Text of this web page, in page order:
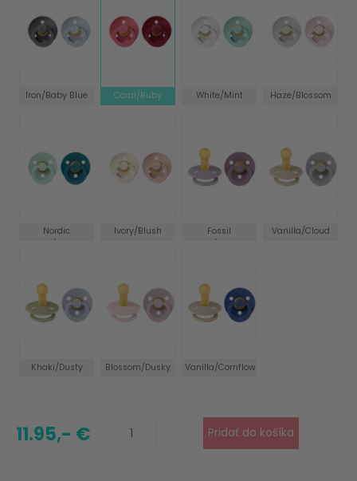
Iron/Baby Blue Coral/Ruby White/Mint Haze/Blossom
Nordic
Mint/Forest
Ivory/Blush
Fossil
Grey/Mauve
Vanilla/Cloud
Khaki/Dusty
Blossom/Dusky
Vanilla/Cornflower
11.95,- €